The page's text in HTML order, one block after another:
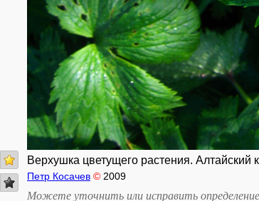
Верхушка цветущего растения. Алтайский
Петр Косачев © 2009
Можете уточнить или исправить